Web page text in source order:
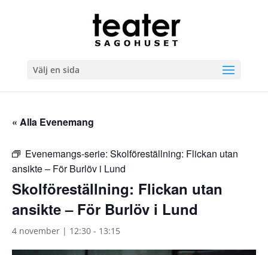
Välj en sida
« Alla Evenemang
Evenemangs-serie: Skolföreställning: Flickan utan
ansikte – För Burlöv i Lund
Skolföreställning: Flickan utan
ansikte – För Burlöv i Lund
4 november | 12:30 - 13:15